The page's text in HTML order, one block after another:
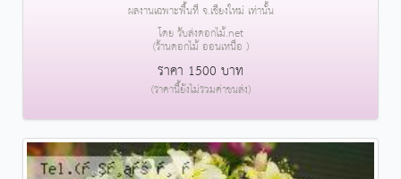
ผลงานเฉพาะพื้นที่ จ.เชียงใหม่ เท่านั้น
โดย รับส่งดอกไม้.net
(ร้านดอกไม้ ออนเหนือ )
ราคา 1500 บาท
(ราคานี้ยังไม่รวมค่าขนส่ง)